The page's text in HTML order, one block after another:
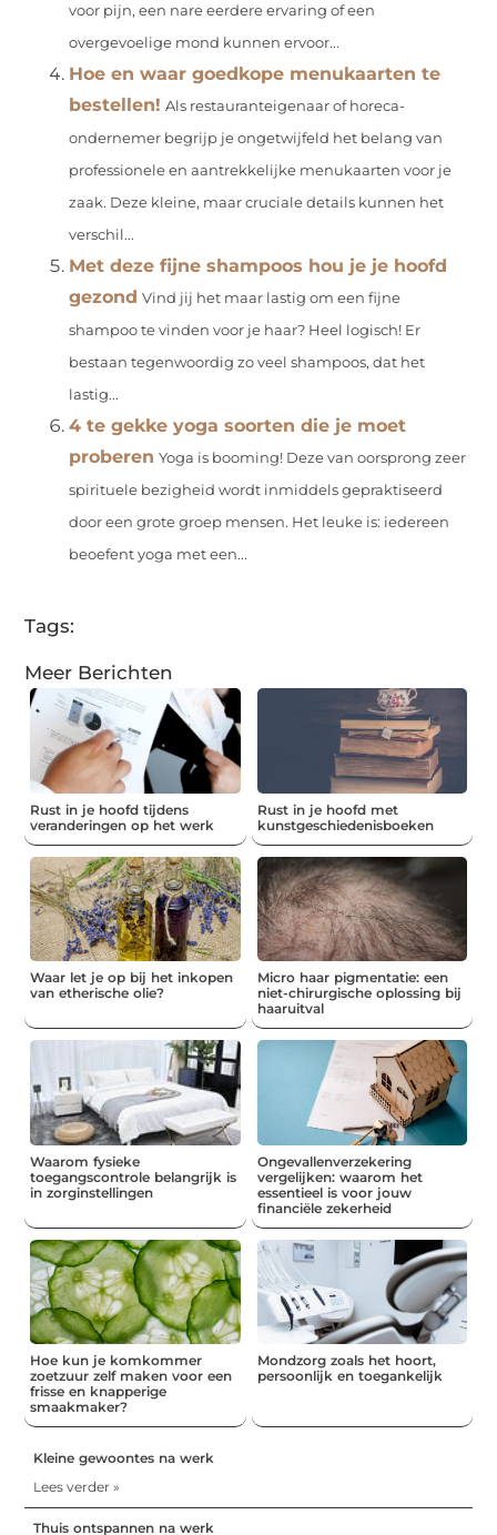
voor pijn, een nare eerdere ervaring of een
overgevoelige mond kunnen ervoor...
Hoe en waar goedkope menukaarten te
bestellen! Als restauranteigenaar of horeca-
ondernemer begrijp je ongetwijfeld het belang van
professionele en aantrekkelijke menukaarten voor je
zaak. Deze kleine, maar cruciale details kunnen het
verschil...
Met deze fijne shampoos hou je je hoofd
gezond Vind jij het maar lastig om een fijne
shampoo te vinden voor je haar? Heel logisch! Er
bestaan tegenwoordig zo veel shampoos, dat het
lastig...
4 te gekke yoga soorten die je moet
proberen Yoga is booming! Deze van oorsprong zeer
spirituele bezigheid wordt inmiddels gepraktiseerd
door een grote groep mensen. Het leuke is: iedereen
beoefent yoga met een...
Tags:
Meer Berichten
Rust in je hoofd tijdens
veranderingen op het werk
Rust in je hoofd met
kunstgeschiedenisboeken
Waar let je op bij het inkopen
van etherische olie?
Micro haar pigmentatie: een
niet-chirurgische oplossing bij
haaruitval
Waarom fysieke
toegangscontrole belangrijk is
in zorginstellingen
Ongevallenverzekering
vergelijken: waarom het
essentieel is voor jouw
financiële zekerheid
Hoe kun je komkommer
zoetzuur zelf maken voor een
frisse en knapperige
smaakmaker?
Mondzorg zoals het hoort,
persoonlijk en toegankelijk
Kleine gewoontes na werk
Lees verder »
Thuis ontspannen na werk